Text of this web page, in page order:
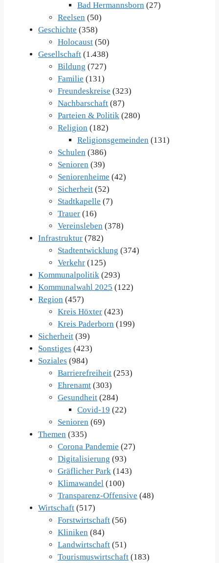
Bad Hermannsborn (27)
Reelsen (50)
Geschichte (358)
Holocaust (50)
Gesellschaft (1.438)
Bildung (727)
Familie (131)
Freundeskreise (323)
Nachbarschaft (87)
Parteien & Politik (280)
Religion (182)
Religionsgemeinden (131)
Schulen (386)
Senioren (39)
Seniorenheime (42)
Sicherheit (52)
Stadtkapelle (7)
Trauer (16)
Vereinsleben (378)
Infrastruktur (782)
Stadtentwicklung (374)
Verkehr (125)
Kommunalpolitik (293)
Kommunalwahl 2025 (122)
Region (457)
Kreis Höxter (423)
Kreis Paderborn (199)
Sicherheit (39)
Sonstiges (423)
Soziales (984)
Barrierefreiheit (253)
Ehrenamt (303)
Gesundheit (284)
Covid-19 (22)
Senioren (69)
Themen (335)
Corona Pandemie (27)
Digitalisierung (93)
Gräflicher Park (143)
Klimawandel (100)
Transparenz-Offensive (48)
Wirtschaft (517)
Forstwirtschaft (56)
Kliniken (84)
Landwirtschaft (51)
Tourismuswirtschaft (183)